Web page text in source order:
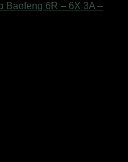
Baofeng 6R – 6Χ 3Α –